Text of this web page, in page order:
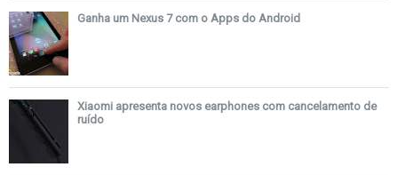
Ganha um Nexus 7 com o Apps do Android
Xiaomi apresenta novos earphones com cancelamento de
ruído